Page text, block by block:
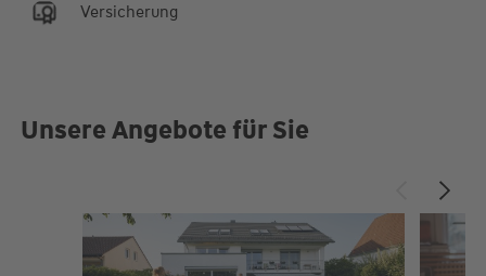
Versicherung
Unsere Angebote für Sie